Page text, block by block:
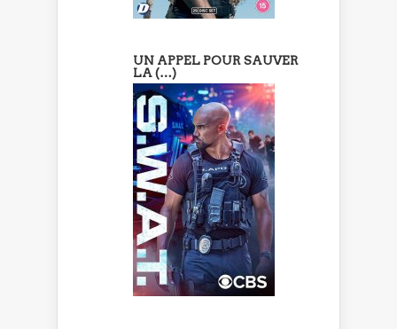
UN APPEL POUR SAUVER
LA (…)